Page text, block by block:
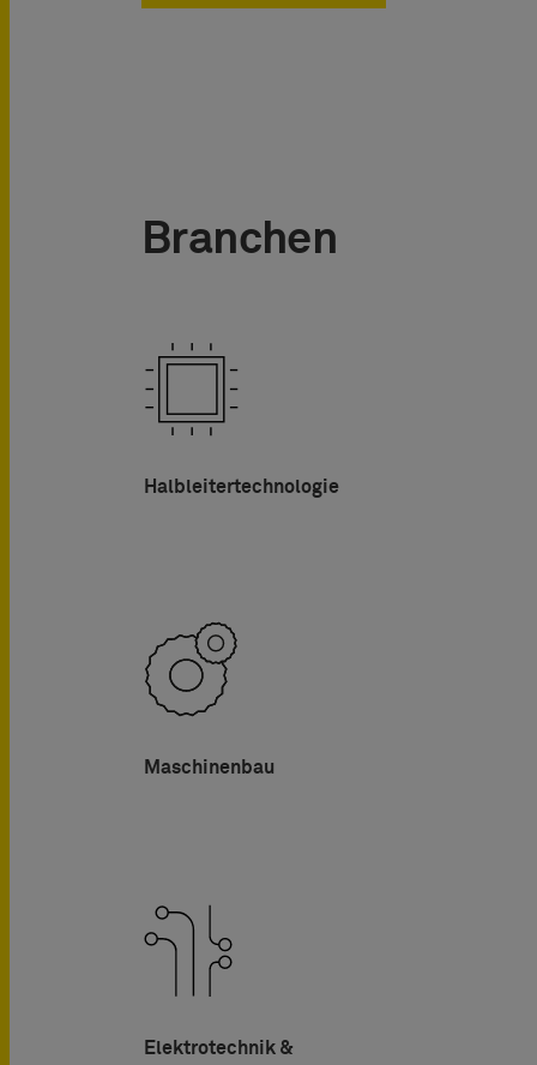
Branchen
Halbleitertechnologie
Maschinenbau
Elektrotechnik &